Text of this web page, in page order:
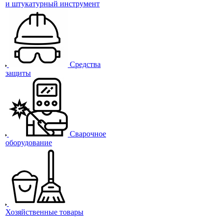
и штукатурный инструмент
Средства
защиты
Сварочное
оборудование
Хозяйственные товары